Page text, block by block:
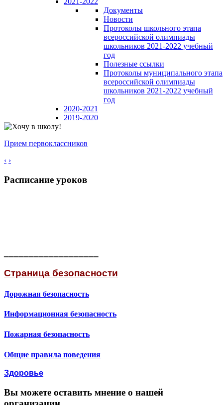
Документы
Новости
Протоколы школьного этапа
всероссийской олимпиады
школьников 2021-2022 учебный
год
Полезные ссылки
Протоколы муниципального этапа
всероссийской олимпиады
школьников 2021-2022 учебный
год
2020-2021
2019-2020
Прием первоклассников
‹ ›
Расписание уроков
Страница безопасности
Дорожная безопасность
Информационная безопасность
Пожарная безопасность
Общие правила поведения
Здоровье
Вы можете оставить мнение о нашей